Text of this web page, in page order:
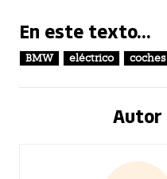
En este texto...
BMW eléctrico coches
Autor